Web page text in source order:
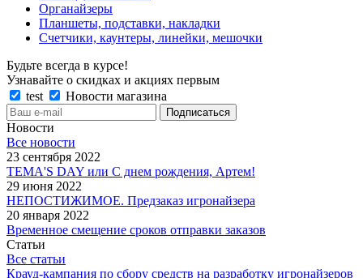
Органайзеры
Планшеты, подставки, накладки
Счетчики, каунтеры, линейки, мешочки
Будьте всегда в курсе!
Узнавайте о скидках и акциях первым
test
Новости магазина
Новости
Все новости
23 сентября 2022
TEMA'S DAY или С днем рождения, Артем!
29 июня 2022
НЕПОСТИЖИМОЕ. Предзаказ игронайзера
20 января 2022
Временное смещение сроков отправки заказов
Статьи
Все статьи
Крауд-кампания по сбору средств на разработку игронайзеров